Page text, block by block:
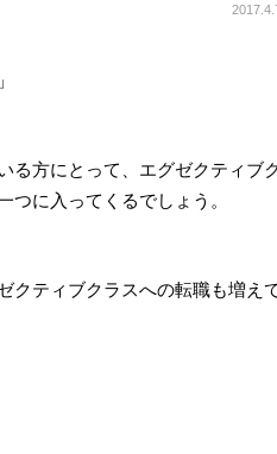
る方にとって、エグゼクティブ
に入ってくるでしょう。
クティブクラスへの転職も増え